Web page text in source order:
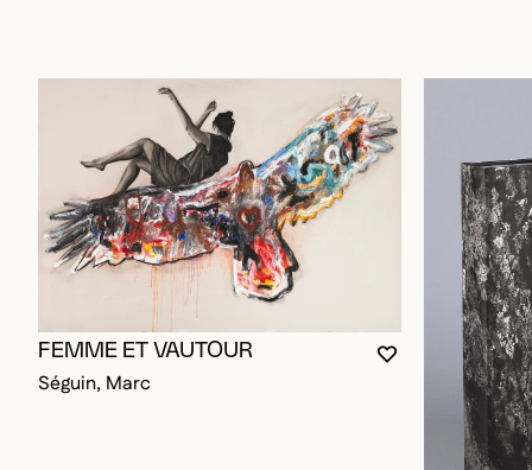
VOUS DEVEZ
FERMER LA
OUVRIR LA
FEMME ET VAUTOUR
Séguin, Marc